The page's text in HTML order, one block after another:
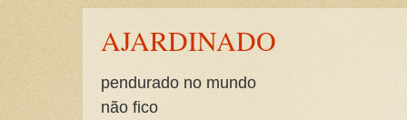
AJARDINADO
pendurado no mundo
não fico